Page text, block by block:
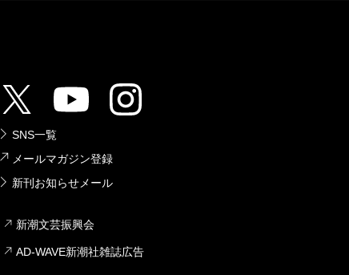
SNS一覧
メールマガジン登録
新刊お知らせメール
新潮文芸振興会
AD-WAVE新潮社雑誌広告